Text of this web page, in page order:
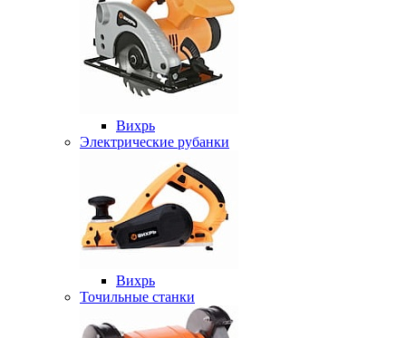
Вихрь
Электрические рубанки
Вихрь
Точильные станки